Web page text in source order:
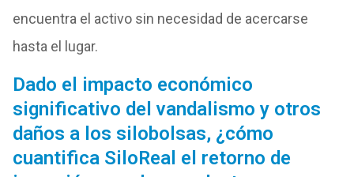
encuentra el activo sin necesidad de acercarse
hasta el lugar.
Dado el impacto económico
significativo del vandalismo y otros
daños a los silobolsas, ¿cómo
cuantifica SiloReal el retorno de